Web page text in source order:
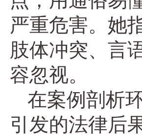
严重危害。她
肢体冲突、言
容忽视。
在案例剖析
引发的法律后